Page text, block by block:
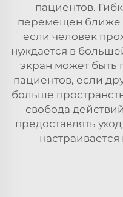
пациентов.
перемещен ближе
если человек
нуждается в
экран может быть
пациентов, если
больше
свобода
предоставлять